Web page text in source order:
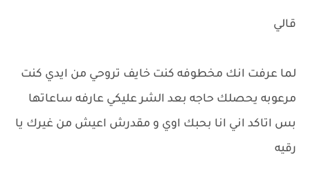
قالي
لما عرفت انك مخطوفه كنت خايف تروحي من ايدي كنت
مرعوبه يحصلك حاجه بعد الشر عليكي عارفه ساعاتها
بس اتاكد اني انا بحبك اوي و مقدرش اعيش من غيرك يا
رقيه